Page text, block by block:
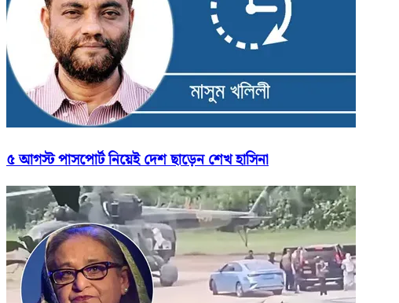
৫ আগস্ট পাসপোর্ট নিয়েই দেশ ছাড়েন শেখ হাসিনা